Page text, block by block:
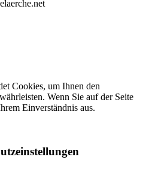
Cookies, um Ihnen den
Wenn Sie auf der Seite
Einverständnis aus.